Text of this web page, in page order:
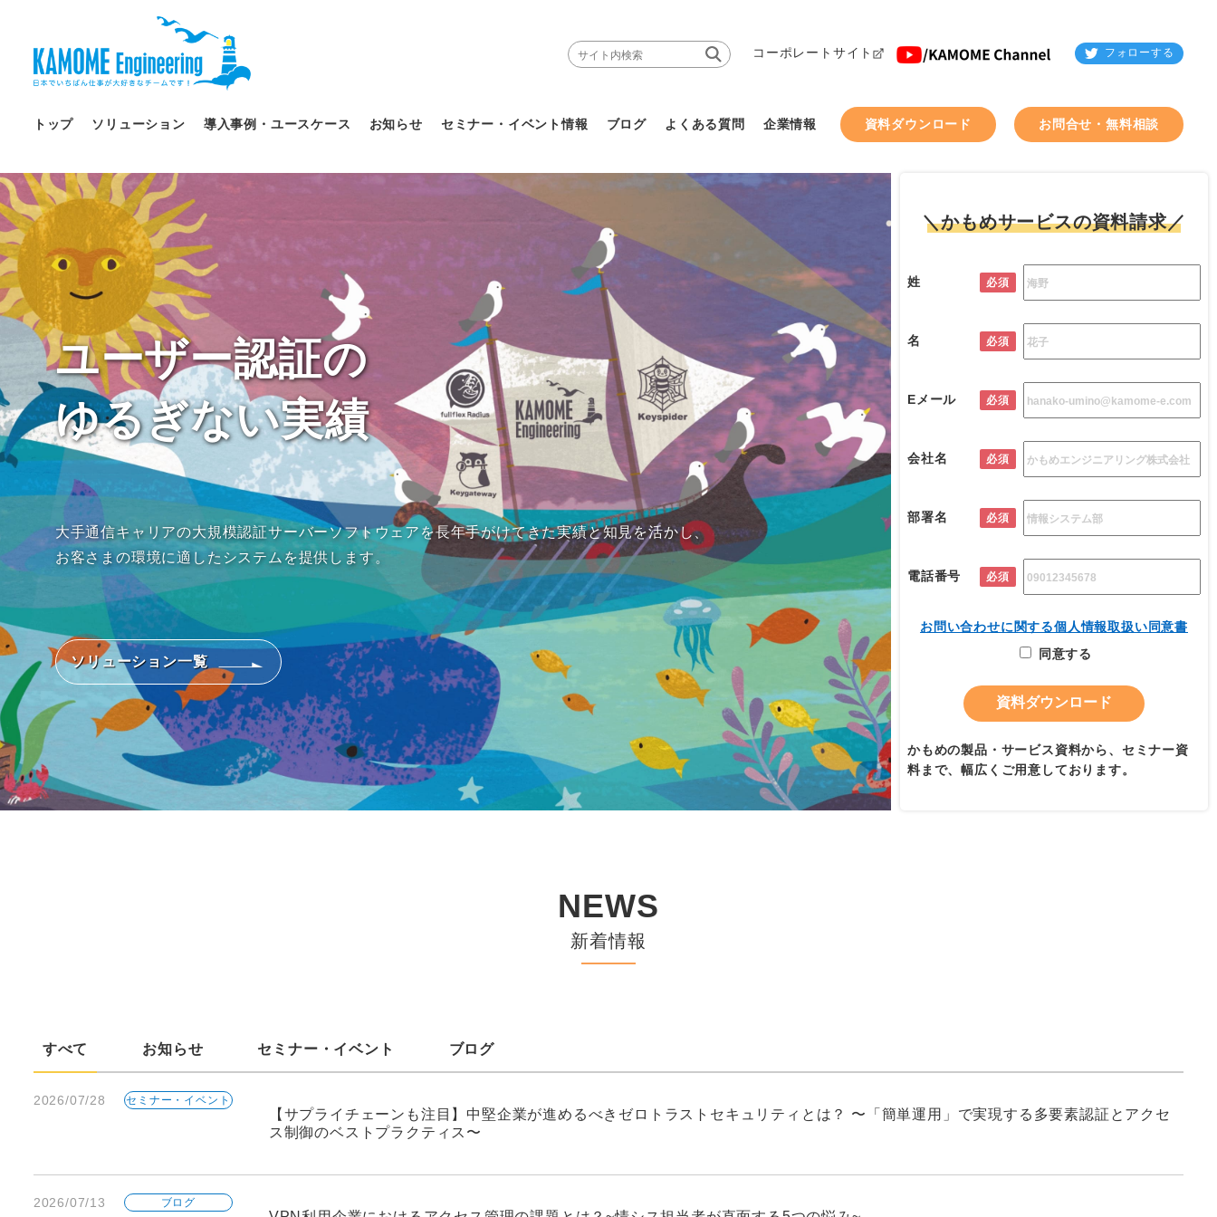
コーポレートサイト フォローする
トップ ソリューション 導入事例・ユースケース お知らせ セミナー・イベント情報 ブログ よくある質問 企業情報 資料ダウンロード お問合せ・無料相談
ユーザー認証の
ゆるぎない実績
大手通信キャリアの大規模認証サーバーソフトウェアを長年手がけてきた実績と知見を活かし、
お客さまの環境に適したシステムを提供します。
ソリューション一覧
＼かもめサービスの資料請求／
姓 必須
名 必須
Eメール 必須
会社名 必須
部署名 必須
電話番号 必須
お問い合わせに関する個人情報取扱い同意書
同意する
かもめの製品・サービス資料から、セミナー資
料まで、幅広くご用意しております。
NEWS
新着情報
すべて お知らせ セミナー・イベント ブログ
2026/07/28 セミナー・イベント
【サプライチェーンも注目】中堅企業が進めるべきゼロトラストセキュリティとは？ 〜「簡単運用」で実現する多要素認証とアクセ
ス制御のベストプラクティス〜
2026/07/13 ブログ